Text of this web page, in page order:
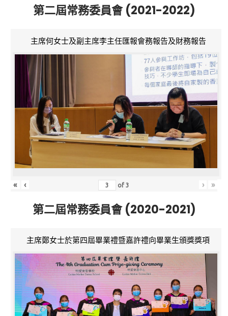
第二屆常務委員會 (2021-2022)
主席何女士及副主席李主任匯報會務報告及財務報告
« ‹ of3 › »
第二屆常務委員會 (2020-2021)
主席鄭女士於第四屆畢業禮暨嘉許禮向畢業生頒獎獎項